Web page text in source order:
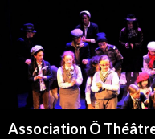
Association Ô